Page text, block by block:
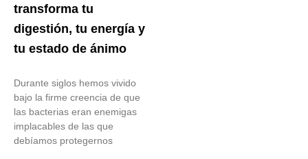
transforma tu
digestión, tu energía y
tu estado de ánimo
Durante siglos hemos vivido
bajo la firme creencia de que
las bacterias eran enemigas
implacables de las que
debíamos protegernos